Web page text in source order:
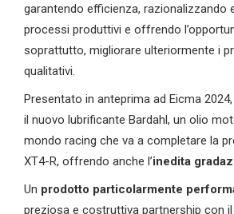
garantendo efficienza, razionalizzando
processi produttivi e offrendo
soprattutto, migliorare ulteriormente i
qualitativi.
Presentato in anteprima ad Eicma 2024,
il nuovo lubrificante Bardahl, un olio
mondo racing che va a completare la
XT4-R, offrendo anche l’inedita
Un prodotto particolarmente
preziosa e costruttiva partnership con il